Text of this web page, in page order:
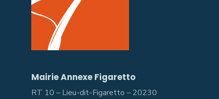
Mairie Annexe Figaretto
RT 10 – Lieu-dit-Figaretto – 20230